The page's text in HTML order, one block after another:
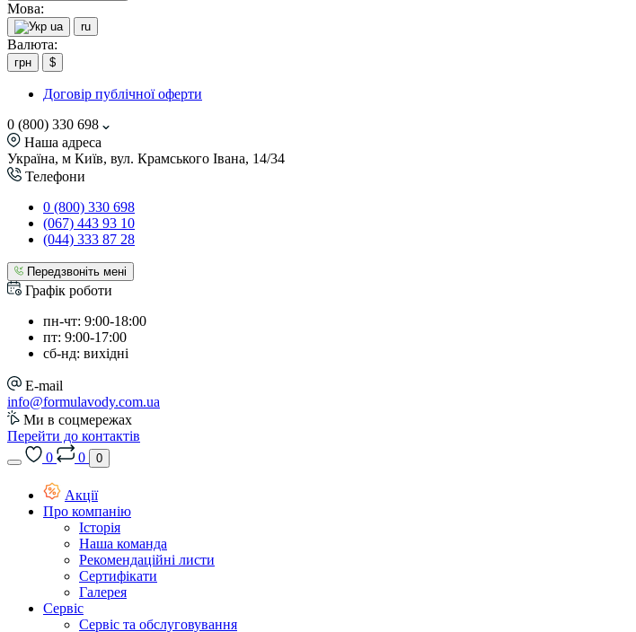
Мова:
ua ru
Валюта:
грн $
Договір публічної оферти
0 (800) 330 698
Наша адреса
Україна, м Київ, вул. Крамського Івана, 14/34
Телефони
0 (800) 330 698
(067) 443 93 10
(044) 333 87 28
Передзвоніть мені
Графік роботи
пн-чт: 9:00-18:00
пт: 9:00-17:00
сб-нд: вихідні
E-mail
info@formulavody.com.ua
Ми в соцмережах
Перейти до контактів
0
0 0
Акції
Про компанію
Історія
Наша команда
Рекомендаційні листи
Сертифікати
Галерея
Сервіс
Сервіс та обслуговування